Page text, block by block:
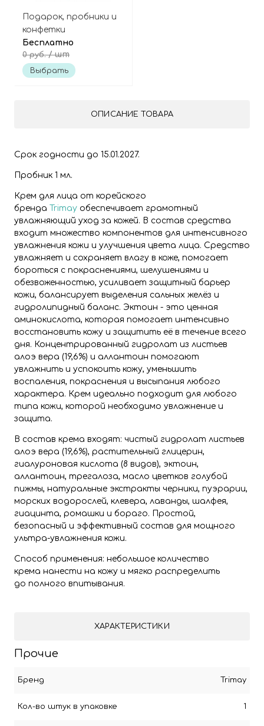
Подарок, пробники и
конфетки
Бесплатно
0 руб./ шт
Выбрать
ОПИСАНИЕ ТОВАРА
Срок годности до 15.01.2027.
Пробник 1 мл.
Крем для лица от корейского
бренда Trimay обеспечивает грамотный
увлажняющий уход за кожей. В состав средства
входит множество компонентов для интенсивного
увлажнения кожи и улучшения цвета лица. Средство
увлажняет и сохраняет влагу в коже, помогает
бороться с покраснениями, шелушениями и
обезвоженностью, усиливает защитный барьер
кожи, балансирует выделения сальных желёз и
гидролипидный баланс. Эктоин - это ценная
аминокислота, которая помогает интенсивно
восстановить кожу и защитить её в течение всего
дня. Концентрированный гидролат из листьев
алоэ вера (19,6%) и аллантоин помогают
увлажнить и успокоить кожу, уменьшить
воспаления, покраснения и высыпания любого
характера. Крем идеально подходит для любого
типа кожи, которой необходимо увлажнение и
защита.
В состав крема входят: чистый гидролат листьев
алоэ вера (19,6%), растительный глицерин,
гиалуроновая кислота (8 видов), эктоин,
аллантоин, трегалоза, масло цветков голубой
пижмы, натуральные экстракты черники, пуэрарии,
морских водорослей, клевера, лаванды, шалфея,
гиацинта, ромашки и бораго. Простой,
безопасный и эффективный состав для мощного
ультра-увлажнения кожи.
Способ применения: небольшое количество
крема нанести на кожу и мягко распределить
до полного впитывания.
ХАРАКТЕРИСТИКИ
Прочие
Бренд Trimay
Кол-во штук в упаковке 1